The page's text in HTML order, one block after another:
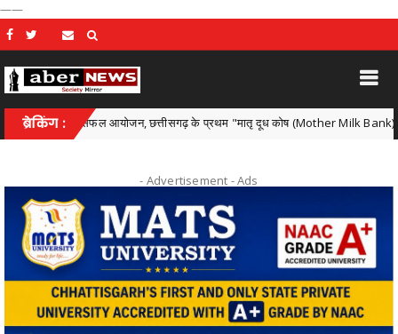
——
ब्रेकिंग :
का सफल आयोजन, छत्तीसगढ़ के प्रथम "मातृ दूध कोष (Mother Milk Bank)" की घोषणा
- Advertisement -Ads